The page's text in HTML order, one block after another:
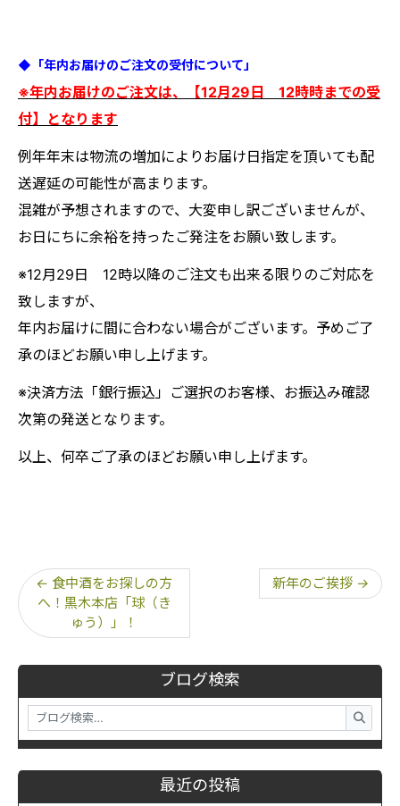
ブログ検索
最近の投稿
◆「年内お届けのご注文の受付について」
※年内お届けのご注文は、【12月29日 12時時までの受
付】となります
例年年末は物流の増加によりお届け日指定を頂いても配
送遅延の可能性が高まります。
混雑が予想されますので、大変申し訳ございませんが、
お日にちに余裕を持ったご発注をお願い致します。
※12月29日 12時以降のご注文も出来る限りのご対応を
致しますが、
年内お届けに間に合わない場合がございます。予めご了
承のほどお願い申し上げます。
※決済方法「銀行振込」ご選択のお客様、お振込み確認
次第の発送となります。
以上、何卒ご了承のほどお願い申し上げます。
← 食中酒をお探しの方
へ！黒木本店「球（き
ゅう）」！
新年のご挨拶 →